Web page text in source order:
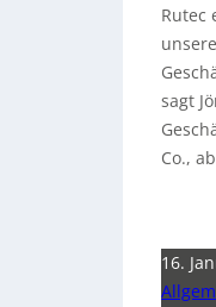
Rutec
sagt
Co.,
16.